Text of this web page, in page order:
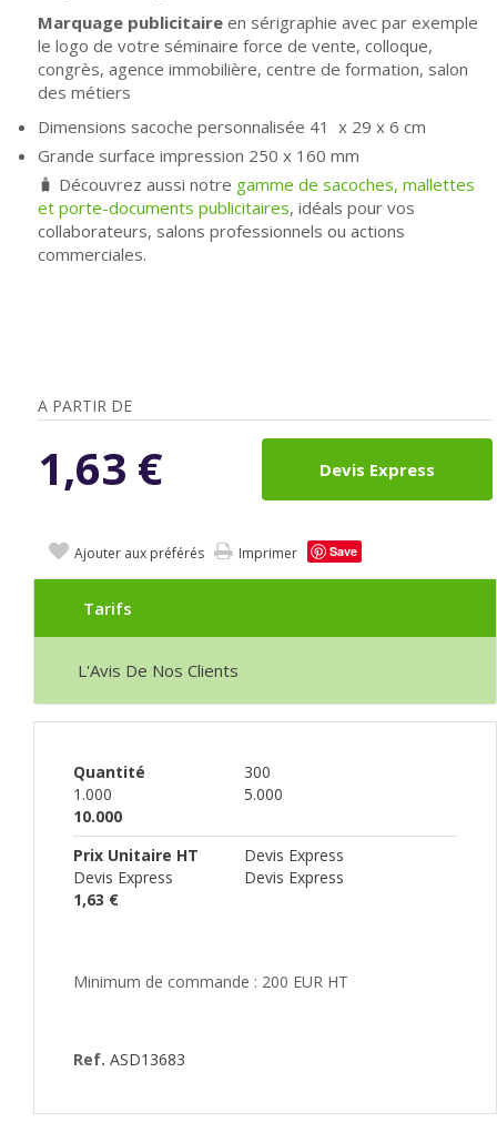
Marquage publicitaire en sérigraphie avec par exemple
le logo de votre séminaire force de vente, colloque,
congrès, agence immobilière, centre de formation, salon
des métiers
Dimensions sacoche personnalisée 41 x 29 x 6 cm
Grande surface impression 250 x 160 mm
🧳 Découvrez aussi notre gamme de sacoches, mallettes
et porte-documents publicitaires, idéals pour vos
collaborateurs, salons professionnels ou actions
commerciales.
A PARTIR DE
1,63 € Devis Express
Ajouter aux préférés Imprimer Save
Tarifs
L'Avis De Nos Clients
Quantité
300
1.000
5.000
10.000
Prix Unitaire HT
Devis Express
Devis Express
Devis Express
1,63 €
Minimum de commande : 200 EUR HT
Ref. ASD13683